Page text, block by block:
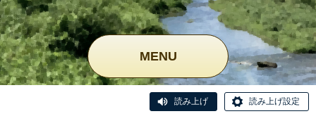
MENU
読み上げ 読み上げ設定